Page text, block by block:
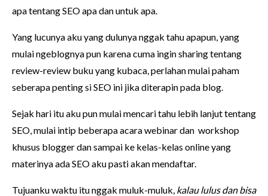
apa tentang SEO apa dan untuk apa.
Yang lucunya aku yang dulunya nggak tahu apapun, yang
mulai ngeblognya pun karena cuma ingin sharing tentang
review-review buku yang kubaca, perlahan mulai paham
seberapa penting si SEO ini jika diterapin pada blog.
Sejak hari itu aku pun mulai mencari tahu lebih lanjut tentang
SEO, mulai intip beberapa acara webinar dan workshop
khusus blogger dan sampai ke kelas-kelas online yang
materinya ada SEO aku pasti akan mendaftar.
Tujuanku waktu itu nggak muluk-muluk, kalau lulus dan bisa